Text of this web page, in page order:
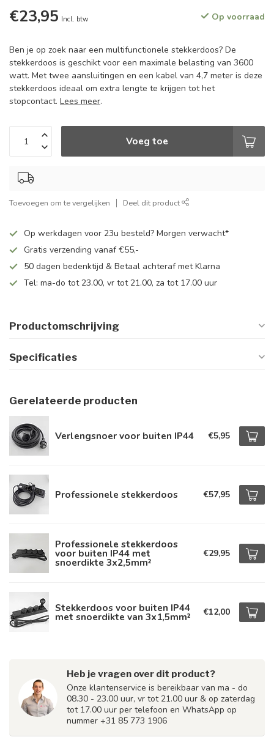
€23,95 Incl. btw Op voorraad
Ben je op zoek naar een multifunctionele stekkerdoos? De
stekkerdoos is geschikt voor een maximale belasting van 3600
watt. Met twee aansluitingen en een kabel van 4,7 meter is deze
stekkerdoos ideaal om extra lengte te krijgen tot het
stopcontact. Lees meer.
Voeg toe
Toevoegen om te vergelijken Deel dit product
Op werkdagen voor 23u besteld? Morgen verwacht*
Gratis verzending vanaf €55,-
50 dagen bedenktijd & Betaal achteraf met Klarna
Tel: ma-do tot 23.00, vr tot 21.00, za tot 17.00 uur
Productomschrijving
Specificaties
Gerelateerde producten
Verlengsnoer voor buiten IP44 €5,95
Professionele stekkerdoos €57,95
Professionele stekkerdoos
voor buiten IP44 met
snoerdikte 3x2,5mm²
€29,95
Stekkerdoos voor buiten IP44
met snoerdikte van 3x1,5mm² €12,00
Heb je vragen over dit product?
Onze klantenservice is bereikbaar van ma - do
08.30 - 23.00 uur, vr tot 21.00 uur & op zaterdag
tot 17.00 uur per telefoon en WhatsApp op
nummer +31 85 773 1906